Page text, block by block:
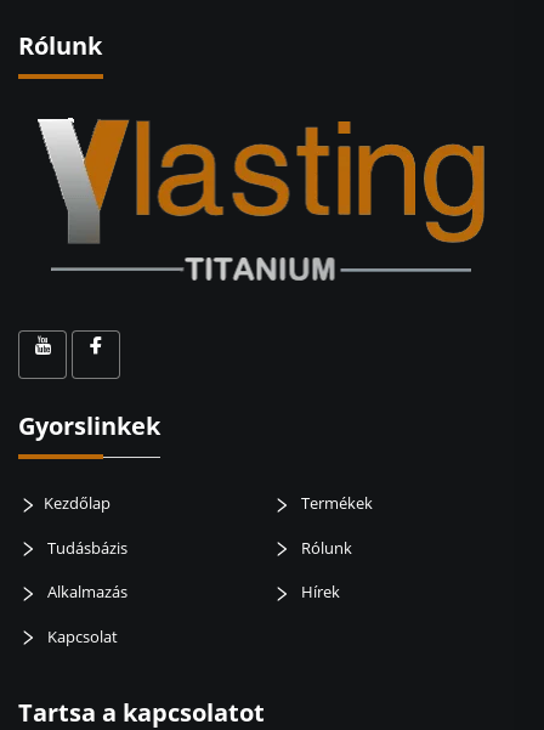
Rólunk
Gyorslinkek
Kezdőlap Termékek
Tudásbázis Rólunk
Alkalmazás Hírek
Kapcsolat
Tartsa a kapcsolatot